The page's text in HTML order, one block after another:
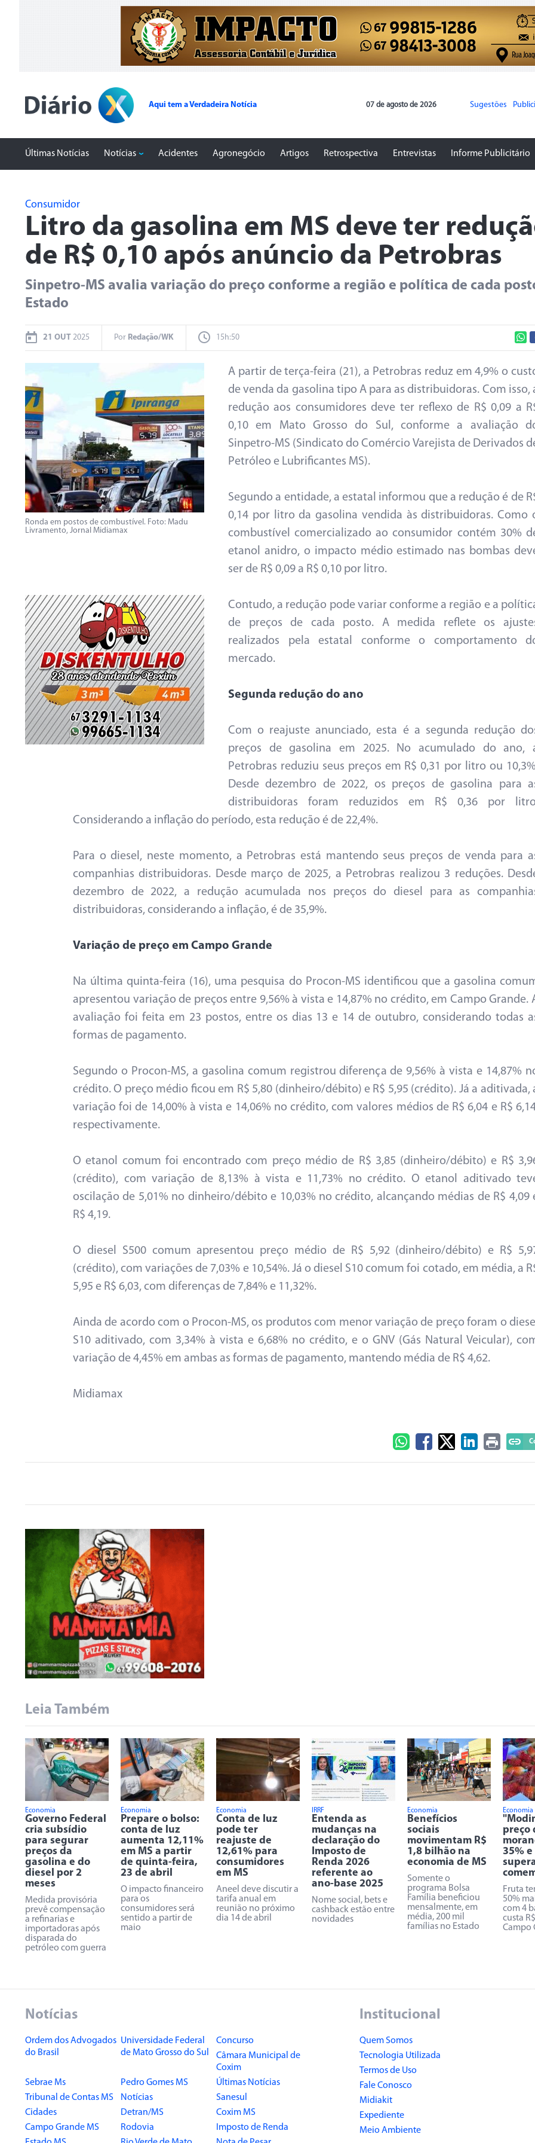
Aqui tem a Verdadeira Notícia 07 de agosto de 2026 Sugestões
Últimas Notícias Notícias Acidentes Agronegócio Artigos Retrospectiva Entrevistas Informe Publicitário
Consumidor
Litro da gasolina em MS deve ter
de R$ 0,10 após anúncio da Petrobras
Sinpetro-MS avalia variação do preço conforme a região e política de cada
Estado
21 OUT 2025 Por Redação/WK 15h:50
Ronda em postos de combustível. Foto: Madu
Livramento, Jornal Midiamax
A partir de terça-feira (21), a Petrobras reduz em 4,9% o
de venda da gasolina tipo A para as distribuidoras. Com isso,
redução aos consumidores deve ter reflexo de R$ 0,09 a
0,10 em Mato Grosso do Sul, conforme a avaliação
Sinpetro-MS (Sindicato do Comércio Varejista de Derivados
Petróleo e Lubrificantes MS).
Segundo a entidade, a estatal informou que a redução é de
0,14 por litro da gasolina vendida às distribuidoras. Como
combustível comercializado ao consumidor contém 30%
etanol anidro, o impacto médio estimado nas bombas
ser de R$ 0,09 a R$ 0,10 por litro.
Contudo, a redução pode variar conforme a região e a
de preços de cada posto. A medida reflete os
realizados pela estatal conforme o comportamento
mercado.
Segunda redução do ano
Com o reajuste anunciado, esta é a segunda redução
preços de gasolina em 2025. No acumulado do ano,
Petrobras reduziu seus preços em R$ 0,31 por litro ou
Desde dezembro de 2022, os preços de gasolina para
distribuidoras foram reduzidos em R$ 0,36 por
Considerando a inflação do período, esta redução é de 22,4%.
Para o diesel, neste momento, a Petrobras está mantendo seus preços de venda para
companhias distribuidoras. Desde março de 2025, a Petrobras realizou 3 reduções.
dezembro de 2022, a redução acumulada nos preços do diesel para as
distribuidoras, considerando a inflação, é de 35,9%.
Variação de preço em Campo Grande
Na última quinta-feira (16), uma pesquisa do Procon-MS identificou que a gasolina
apresentou variação de preços entre 9,56% à vista e 14,87% no crédito, em Campo Grande.
avaliação foi feita em 23 postos, entre os dias 13 e 14 de outubro, considerando todas
formas de pagamento.
Segundo o Procon-MS, a gasolina comum registrou diferença de 9,56% à vista e 14,87%
crédito. O preço médio ficou em R$ 5,80 (dinheiro/débito) e R$ 5,95 (crédito). Já a aditivada,
variação foi de 14,00% à vista e 14,06% no crédito, com valores médios de R$ 6,04 e R$
respectivamente.
O etanol comum foi encontrado com preço médio de R$ 3,85 (dinheiro/débito) e R$
(crédito), com variação de 8,13% à vista e 11,73% no crédito. O etanol aditivado
oscilação de 5,01% no dinheiro/débito e 10,03% no crédito, alcançando médias de R$ 4,09
R$ 4,19.
O diesel S500 comum apresentou preço médio de R$ 5,92 (dinheiro/débito) e R$
(crédito), com variações de 7,03% e 10,54%. Já o diesel S10 comum foi cotado, em média, a
5,95 e R$ 6,03, com diferenças de 7,84% e 11,32%.
Ainda de acordo com o Procon-MS, os produtos com menor variação de preço foram o
S10 aditivado, com 3,34% à vista e 6,68% no crédito, e o GNV (Gás Natural Veicular),
variação de 4,45% em ambas as formas de pagamento, mantendo média de R$ 4,62.
Midiamax
Leia Também
Economia
Governo Federal
cria subsídio
para segurar
preços da
gasolina e do
diesel por 2
meses
Medida provisória
prevê compensação
a refinarias e
importadoras após
disparada do
petróleo com guerra
Economia
Prepare o bolso:
conta de luz
aumenta 12,11%
em MS a partir
de quinta-feira,
23 de abril
O impacto financeiro
para os
consumidores será
sentido a partir de
maio
Economia
Conta de luz
pode ter
reajuste de
12,61% para
consumidores
em MS
Aneel deve discutir a
tarifa anual em
reunião no próximo
dia 14 de abril
IRRF
Entenda as
mudanças na
declaração do
Imposto de
Renda 2026
referente ao
ano-base 2025
Nome social, bets e
cashback estão entre
novidades
Economia
Benefícios
sociais
movimentam R$
1,8 bilhão na
economia de MS
Somente o
programa Bolsa
Família beneficiou
mensalmente, em
média, 200 mil
famílias no Estado
Economia
preço
35%
Fruta
50%
com 4
custa
Campo
Notícias
Ordem dos Advogados
do Brasil
Universidade Federal
de Mato Grosso do Sul
Concurso
Câmara Municipal de
Coxim
Sebrae Ms
Pedro Gomes MS
Últimas Notícias
Tribunal de Contas MS
Notícias
Sanesul
Cidades
Detran/MS
Coxim MS
Campo Grande MS
Rodovia
Imposto de Renda
Institucional
Quem Somos
Tecnologia Utilizada
Termos de Uso
Fale Conosco
Midiakit
Expediente
Meio Ambiente